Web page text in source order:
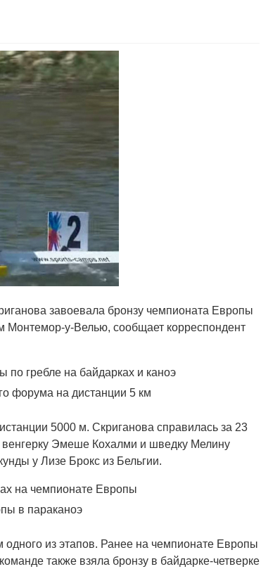
завоевала бронзу чемпионата Европы
Монтемор-у-Велью, сообщает корреспондент
гребле на байдарках и каноэ
форума на дистанции 5 км
5000 м. Скриганова справилась за 23
венгерку Эмеше Кохалми и шведку Мелину
у Лизе Брокс из Бельгии.
на чемпионате Европы
в параканоэ
из этапов. Ранее на чемпионате Европы
также взяла бронзу в байдарке-четверке